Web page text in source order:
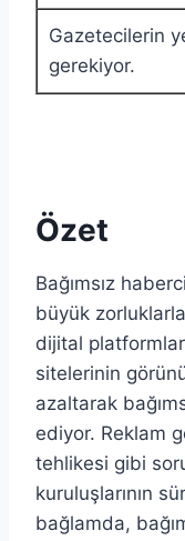
Gazetecilerin
gerekiyor.
Özet
Bağımsız
büyük
dijital
sitelerinin
azaltarak
ediyor. Reklam
tehlikesi gibi
kuruluşlarının
bağlamda,